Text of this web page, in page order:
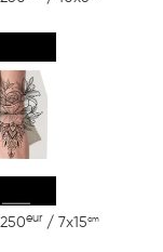
eur / 7x15cm